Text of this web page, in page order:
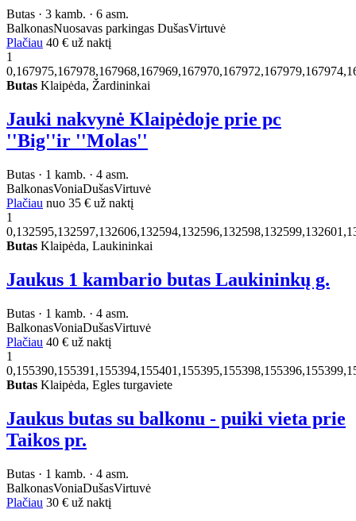
Butas · 3 kamb. · 6 asm.
BalkonasNuosavas parkingas DušasVirtuvė
Plačiau 40 € už naktį
1
Butas Klaipėda, Žardininkai
Jauki nakvynė Klaipėdoje prie pc
''Big''ir ''Molas''
Butas · 1 kamb. · 4 asm.
BalkonasVoniaDušasVirtuvė
Plačiau nuo 35 € už naktį
1
Butas Klaipėda, Laukininkai
Jaukus 1 kambario butas Laukininkų g.
Butas · 1 kamb. · 4 asm.
BalkonasVoniaDušasVirtuvė
Plačiau 40 € už naktį
1
Butas Klaipėda, Egles turgaviete
Jaukus butas su balkonu - puiki vieta prie
Taikos pr.
Butas · 1 kamb. · 4 asm.
BalkonasVoniaDušasVirtuvė
Plačiau 30 € už naktį